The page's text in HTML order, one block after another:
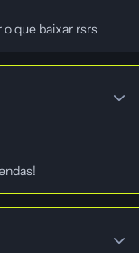
o que baixar rsrs